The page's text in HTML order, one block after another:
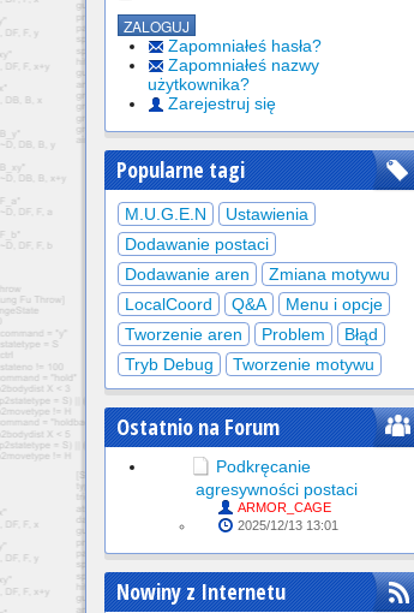
Zapomniałeś hasła?
Zapomniałeś nazwy
użytkownika?
Zarejestruj się
Popularne tagi
M.U.G.E.N
Ustawienia
Dodawanie postaci
Dodawanie aren
Zmiana motywu
LocalCoord
Q&A
Menu i opcje
Tworzenie aren
Problem
Błąd
Tryb Debug
Tworzenie motywu
Ostatnio na Forum
Podkręcanie
agresywności postaci
ARMOR_CAGE
2025/12/13 13:01
Nowiny z Internetu